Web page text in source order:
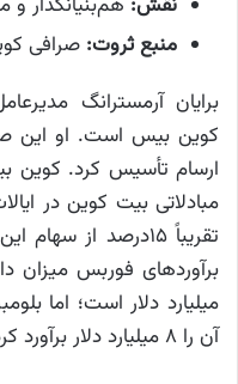
نقش: هم‌بنیانگذار
منبع ثروت: صرافی
برایان آرمسترانگ
ارسام تأسیس کرد. کوین
مبادلاتی بیت کوین در
تقریباً ۱۵درصد از
آن را ۸ میلیارد دلار برآورد کرده‌اند.